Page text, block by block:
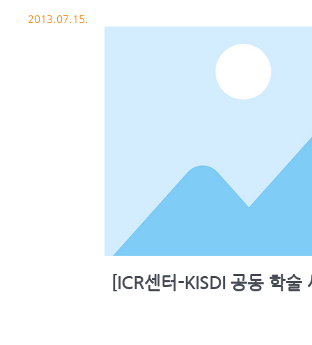
2013.07.15.
[ICR센터-KISDI 공동 학